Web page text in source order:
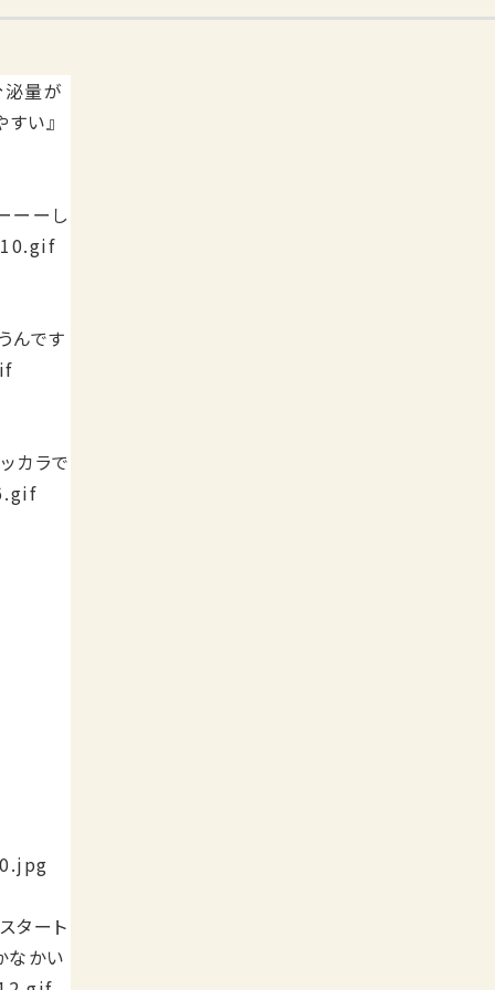
泌量が
い』
ーーし
んです
カラで
タート
なかい